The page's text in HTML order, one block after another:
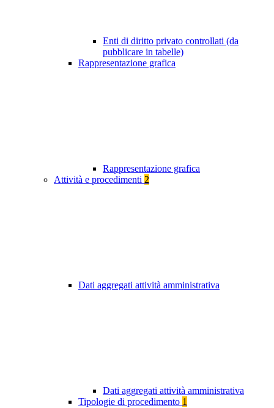
Enti di diritto privato controllati (da
pubblicare in tabelle)
Rappresentazione grafica
Rappresentazione grafica
Attività e procedimenti 2
Dati aggregati attività amministrativa
Dati aggregati attività amministrativa
Tipologie di procedimento 1